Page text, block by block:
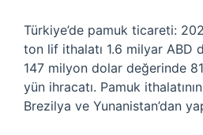
Türkiye’de pamuk ticareti:
ton lif ithalatı 1.6 milyar ABD
147 milyon dolar değerinde
yün ihracatı. Pamuk
Brezilya ve Yunanistan’dan